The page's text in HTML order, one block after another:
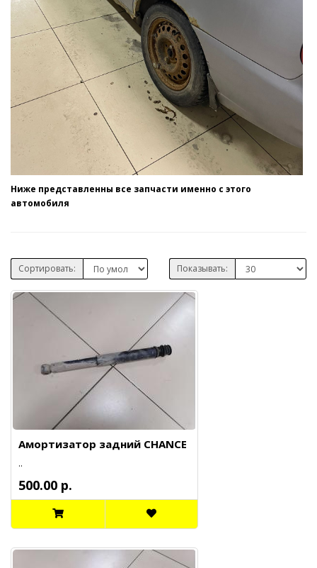
Ниже представленны все запчасти именно с этого
автомобиля
Сортировать: Показывать:
Амортизатор задний CHANCE
..
500.00 р.